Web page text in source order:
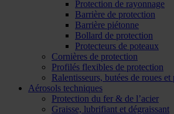
Protection de rayonnage
Barrière de protection
Barrière piétonne
Bollard de protection
Protecteurs de poteaux
Cornières de protection
Profilés flexibles de protection
Ralentisseurs, butées de roues
Aérosols techniques
Protection du fer & de l’acier
Graisse, lubrifiant et dégraissant